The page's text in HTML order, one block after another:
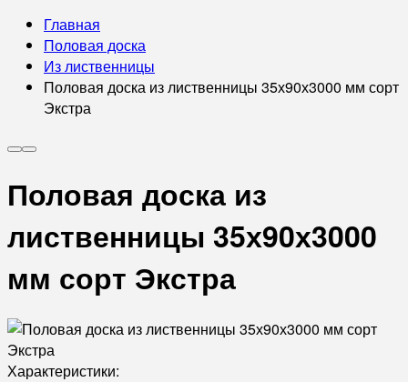
Главная
Половая доска
Из лиственницы
Половая доска из лиственницы 35х90х3000 мм сорт
Экстра
Половая доска из
лиственницы 35х90х3000
мм сорт Экстра
Характеристики: